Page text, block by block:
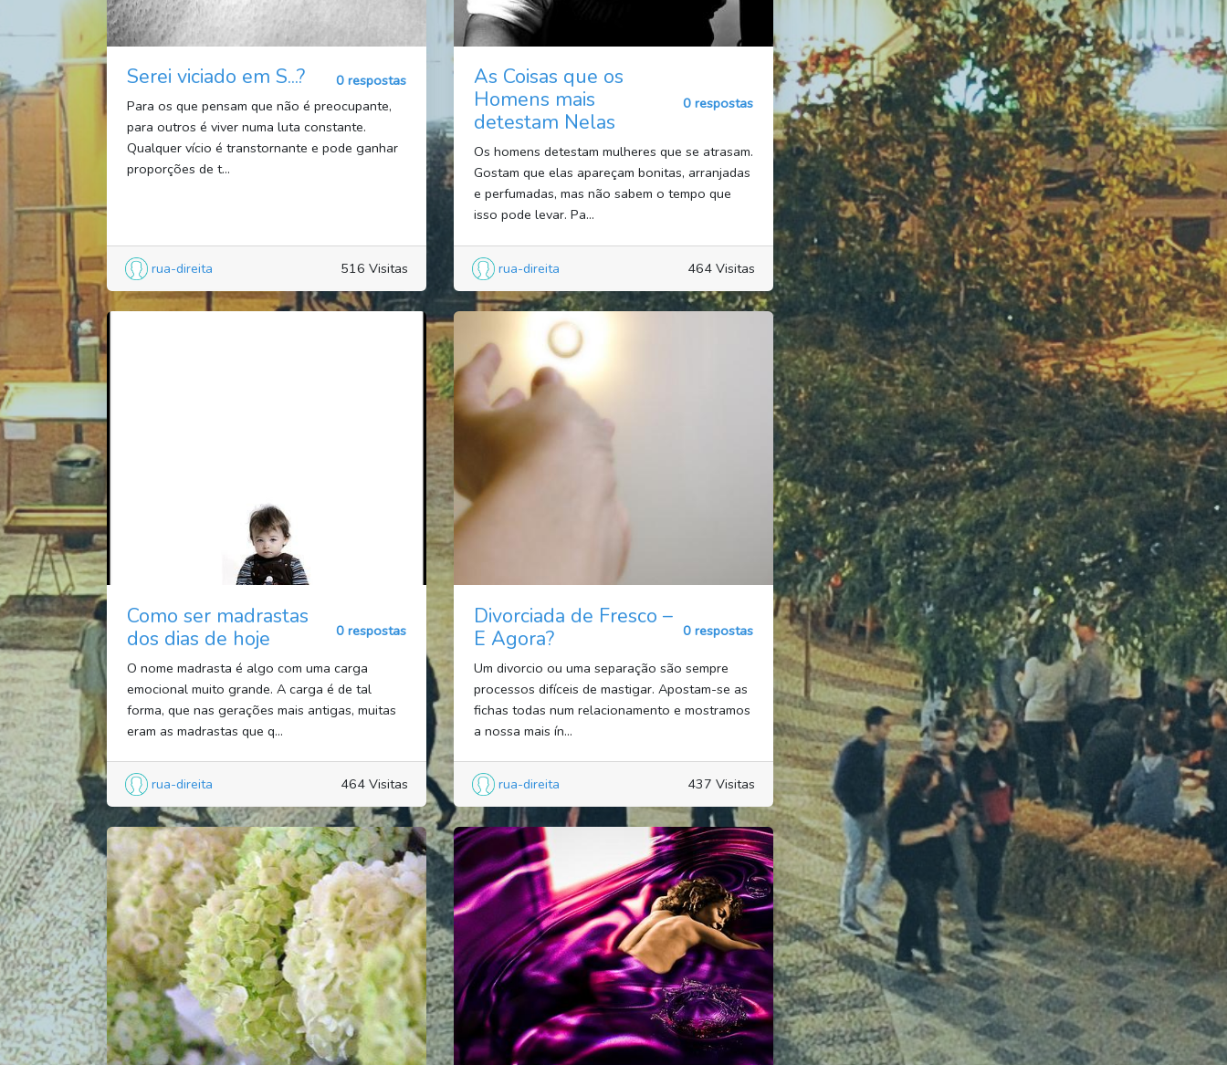
Serei viciado em S...?
0 respostas
Para os que pensam que não é preocupante,
para outros é viver numa luta constante.
Qualquer vício é transtornante e pode ganhar
proporções de t...
rua-direita 516 Visitas
As Coisas que os
Homens mais
detestam Nelas
0 respostas
Os homens detestam mulheres que se atrasam.
Gostam que elas apareçam bonitas, arranjadas
e perfumadas, mas não sabem o tempo que
isso pode levar. Pa...
rua-direita 464 Visitas
Como ser madrastas
dos dias de hoje
0 respostas
O nome madrasta é algo com uma carga
emocional muito grande. A carga é de tal
forma, que nas gerações mais antigas, muitas
eram as madrastas que q...
rua-direita 464 Visitas
Divorciada de Fresco –
E Agora?
0 respostas
Um divorcio ou uma separação são sempre
processos difíceis de mastigar. Apostam-se as
fichas todas num relacionamento e mostramos
a nossa mais ín...
rua-direita 437 Visitas